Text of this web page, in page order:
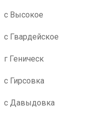
с Высокое
с Гвардейское
г Геническ
с Гирсовка
с Давыдовка